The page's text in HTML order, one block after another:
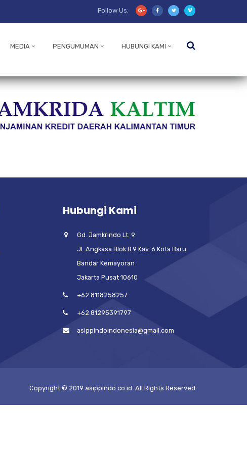
Follow Us:
MEDIA PENGUMUMAN HUBUNGI KAMI
Hubungi Kami
Gd. Jamkrindo Lt. 9
Jl. Angkasa Blok B.9 Kav. 6 Kota Baru
Bandar Kemayoran
Jakarta Pusat 10610
+62 8118258257
+62 81295391797
asippindoindonesia@gmail.com
Copyright © 2019 asippindo.co.id. All Rights Reserved